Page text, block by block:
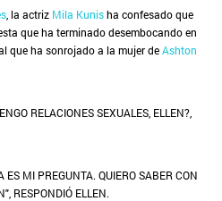
, la actriz Mila Kunisha confesado que
que ha terminado desembocando en
que ha sonrojado a la mujer deAshton
RELACIONES SEXUALES, ELLEN?,
ES MI PREGUNTA. QUIERO SABER CON
RESPONDIÓ ELLEN.